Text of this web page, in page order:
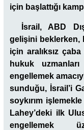
için başlattığı
İsrail, ABD
gelişini beklerken,
için aralıksız
hukuk
engellemek
sunduğu, İsrail’i
soykırım
Lahey’deki ilk
engellemek